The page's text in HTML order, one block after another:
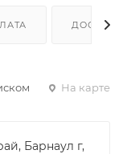
На карте
Барнаул г,